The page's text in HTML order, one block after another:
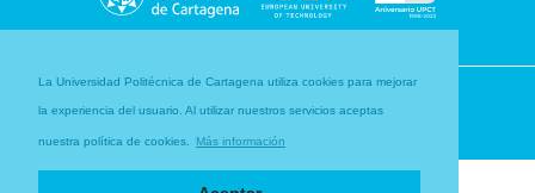
La Universidad Politécnica de Cartagena utiliza cookies para mejorar
la experiencia del usuario. Al utilizar nuestros servicios aceptas
nuestra política de cookies. Más información